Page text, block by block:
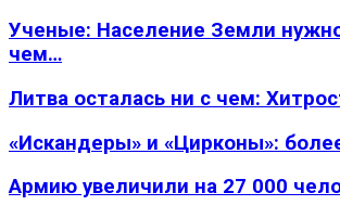
Ученые: Население Земли
чем…
Литва осталась ни с чем:
«Искандеры» и «Цирконы»:
Армию увеличили на 27 000